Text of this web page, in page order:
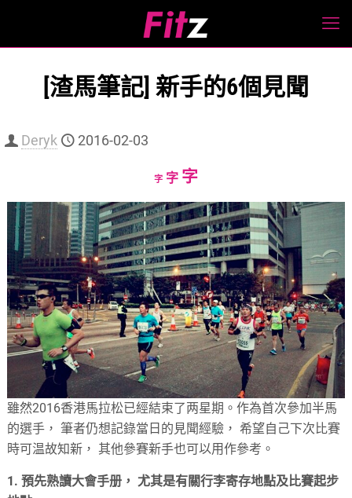
[渣馬筆記] 新手的6個見聞
Deryk 2016-02-03
字Decrease
size.
字Reset
size.
字Increase
size.
雖然2016香港馬拉松已經結束了两星期。作為首次參加半馬
的選手， 筆者仍想記錄當日的見聞經驗， 希望自己下次比賽
時可温故知新， 其他參賽新手也可以用作參考。
1. 預先熟讀大會手册， 尤其是有關行李寄存地點及比賽起步